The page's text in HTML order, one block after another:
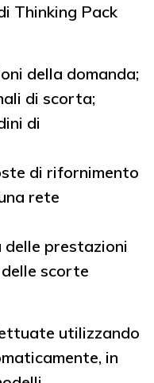
Thinking Pack
della domanda;
di scorta;
di
di rifornimento
rete
delle prestazioni
scorte
utilizzando
in